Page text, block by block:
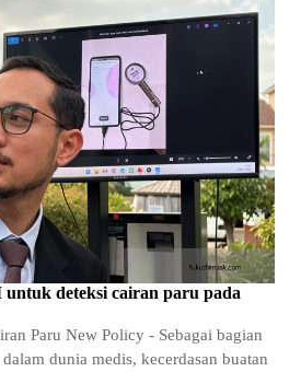
deteksi cairan paru pada
Paru New Policy - Sebagai bagian
dunia medis, kecerdasan buatan